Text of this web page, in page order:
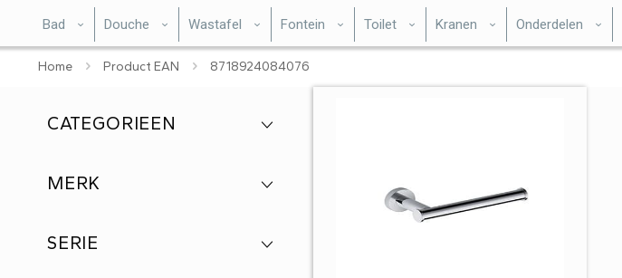
Bad Douche Wastafel Fontein Toilet Kranen Onderdelen
Home Product EAN 8718924084076
CATEGORIEEN
MERK
SERIE